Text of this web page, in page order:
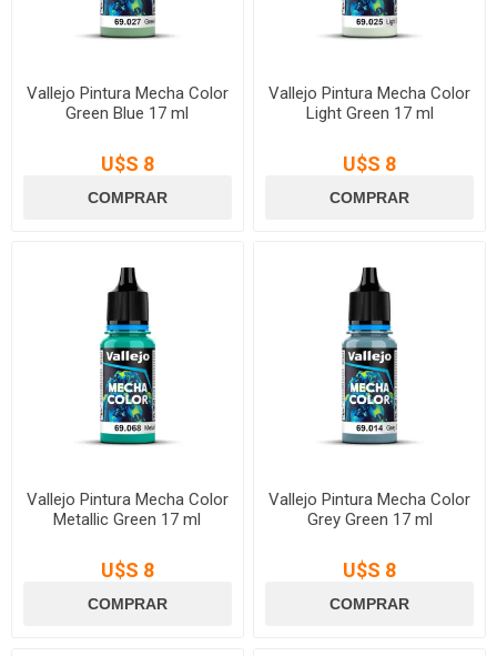
Vallejo Pintura Mecha Color
Green Blue 17 ml
U$S 8
Vallejo Pintura Mecha Color
Light Green 17 ml
U$S 8
Vallejo Pintura Mecha Color
Metallic Green 17 ml
U$S 8
Vallejo Pintura Mecha Color
Grey Green 17 ml
U$S 8